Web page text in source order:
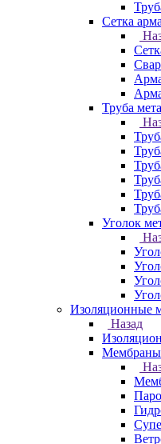
Сетка
Труба
Уголок
Изоляционные
Назад